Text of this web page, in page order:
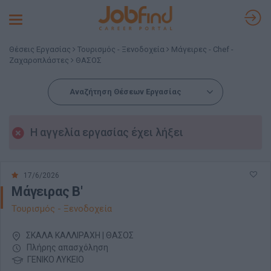
Toggle
Θέσεις Εργασίας Τουρισμός - Ξενοδοχεία
Μάγειρες - Chef -
Ζαχαροπλάστες
ΘΑΣΟΣ
Αναζήτηση Θέσεων Εργασίας
Η αγγελία εργασίας έχει λήξει
17/6/2026
Μάγειρας Β'
Τουρισμός - Ξενοδοχεία
ΣΚΑΛΑ ΚΑΛΛΙΡΑΧΗ | ΘΑΣΟΣ
Πλήρης απασχόληση
ΓΕΝΙΚΟ ΛΥΚΕΙΟ